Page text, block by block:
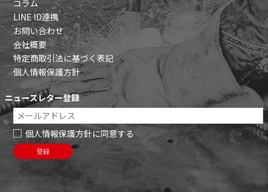
コラム
LINE ID連携
お問い合わせ
会社概要
特定商取引法に基づく表記
個人情報保護方針
ニュースレター登録
個人情報保護方針に同意する